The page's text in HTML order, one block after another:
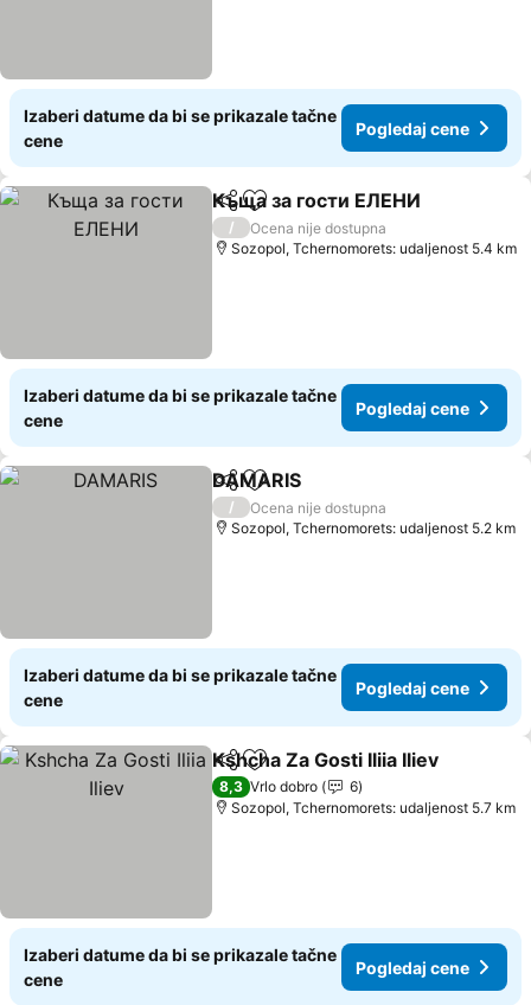
Izaberi datume da bi se prikazale tačne
cene
Pogledaj cene
Deli Dodati u favorite
Къща за гости ЕЛЕНИ
/
Ocena nije dostupna
Sozopol, Tchernomorets: udaljenost 5.4 km
Izaberi datume da bi se prikazale tačne
cene
Pogledaj cene
Deli Dodati u favorite
DAMARIS
/
Ocena nije dostupna
Sozopol, Tchernomorets: udaljenost 5.2 km
Izaberi datume da bi se prikazale tačne
cene
Pogledaj cene
Deli Dodati u favorite
Kshcha Za Gosti Iliia Iliev
8,3 Vrlo dobro
6
Sozopol, Tchernomorets: udaljenost 5.7 km
Izaberi datume da bi se prikazale tačne
cene
Pogledaj cene